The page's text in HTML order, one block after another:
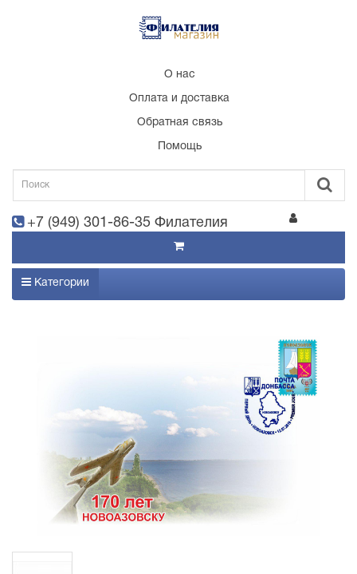
О нас
Оплата и доставка
Обратная связь
Помощь
+7 (949) 301-86-35 Филателия
Категории